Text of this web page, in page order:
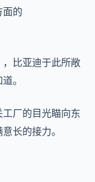
面的
，比亚迪于此所敞
。
厂的目光瞄向东
长的接力。